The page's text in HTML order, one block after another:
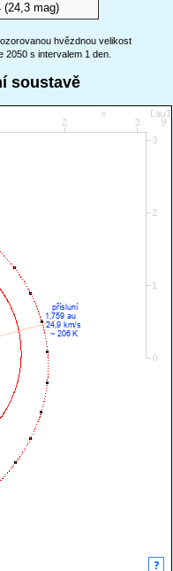
(24,3 mag)
hvězdnou velikost
s intervalem 1 den.
soustavě